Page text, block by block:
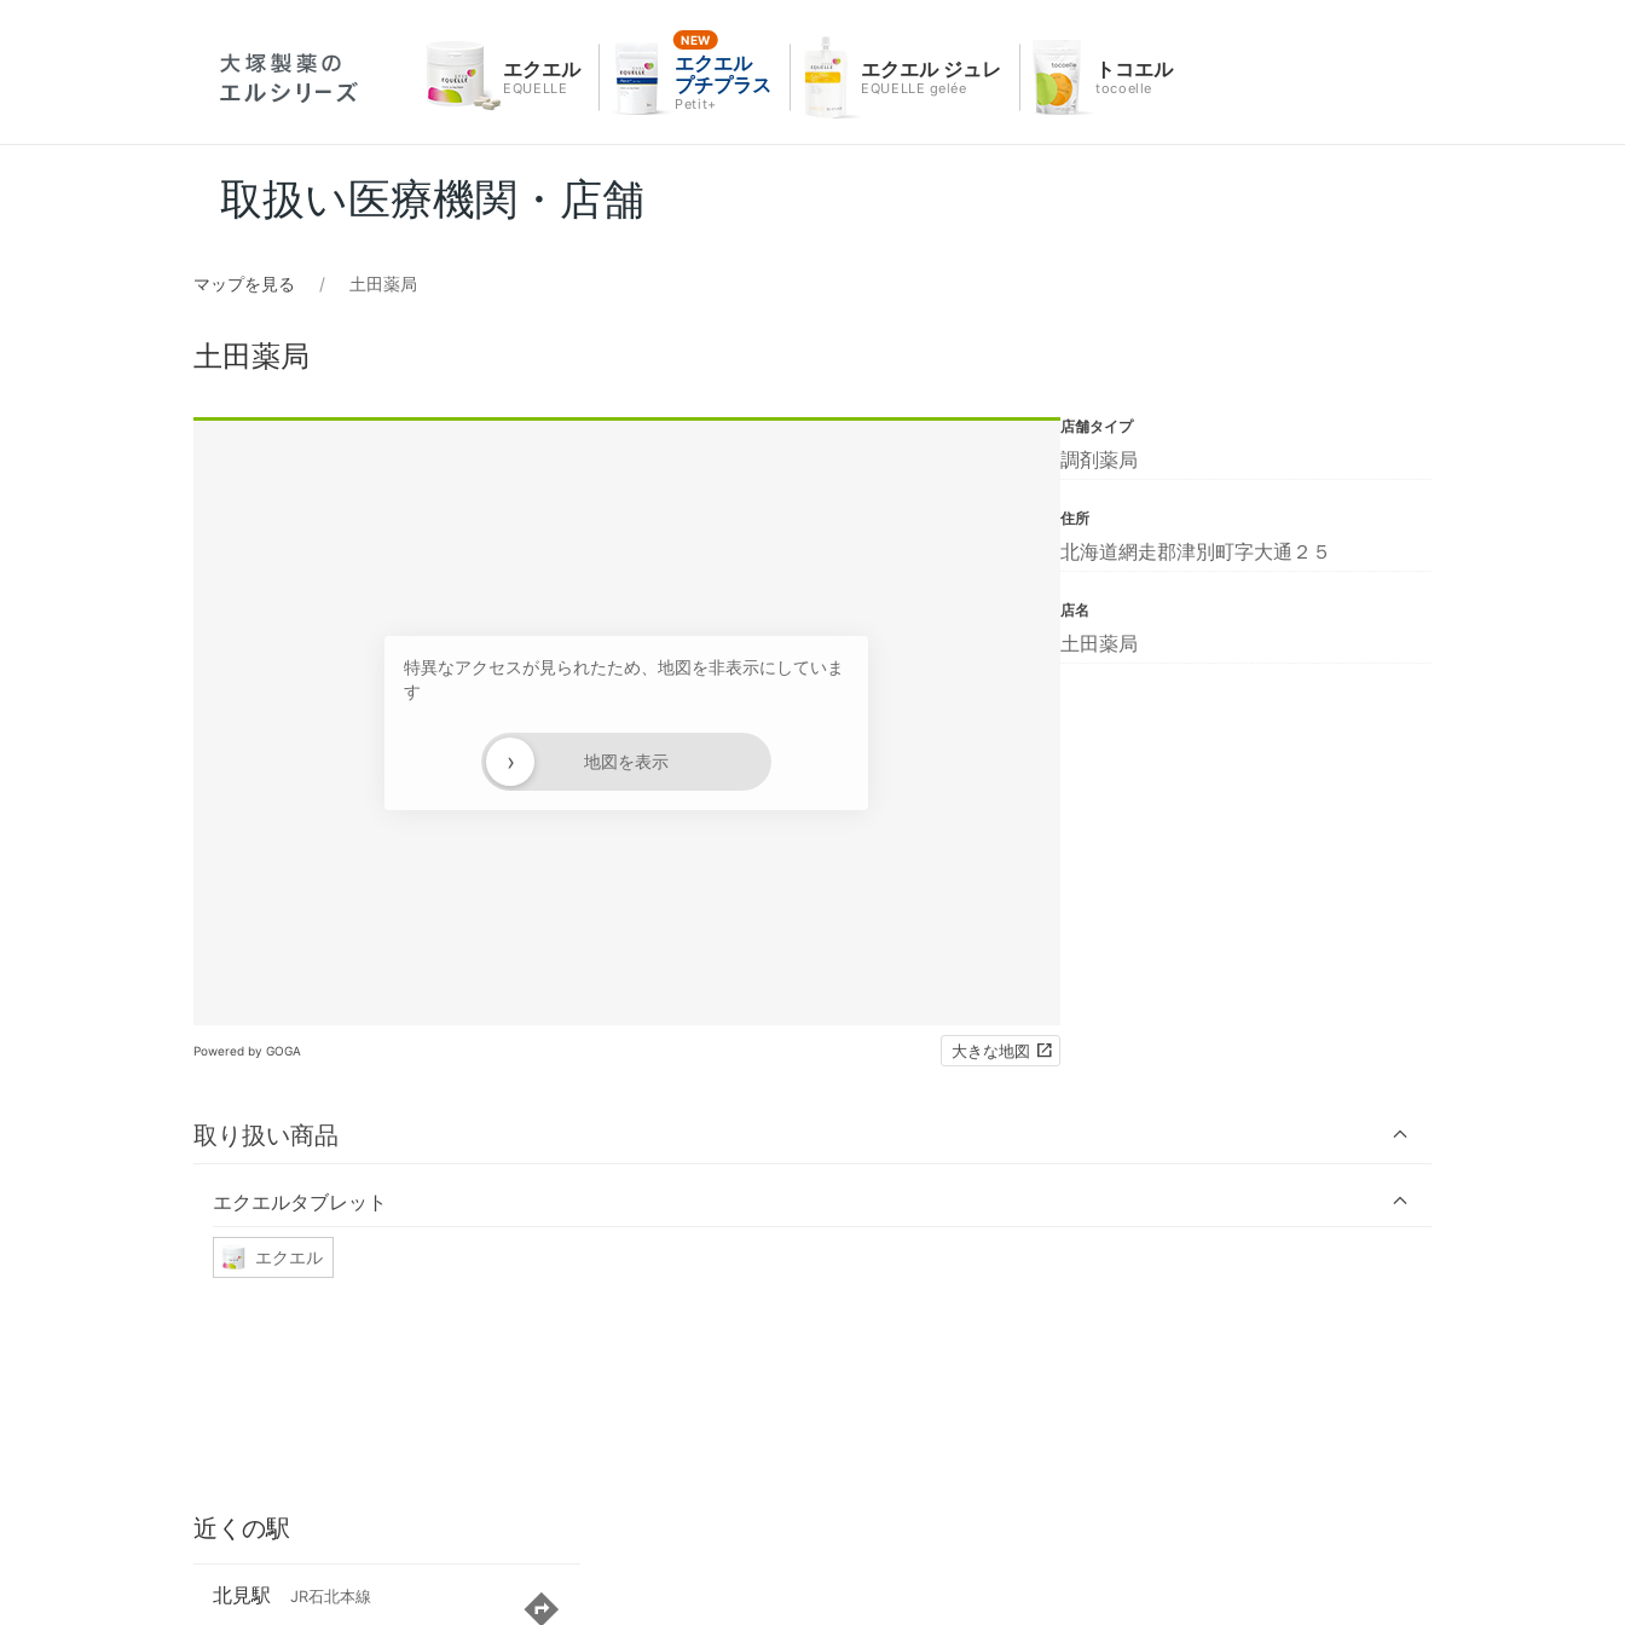
エクエル
EQUELLE
エクエル
プチプラス
Petit+
エクエル ジュレ
EQUELLE gelée
トコエル
tocoelle
取扱い医療機関・店舗
マップを見る 土田薬局
土田薬局
特異なアクセスが見られたため、地図を非表示にしていま
す
地図を表示
›
Powered by GOGA 大きな地図
取り扱い商品
エクエルタブレット
エクエル
店舗タイプ
調剤薬局
住所
北海道網走郡津別町字大通２５
店名
土田薬局
近くの駅
北見駅 JR石北本線